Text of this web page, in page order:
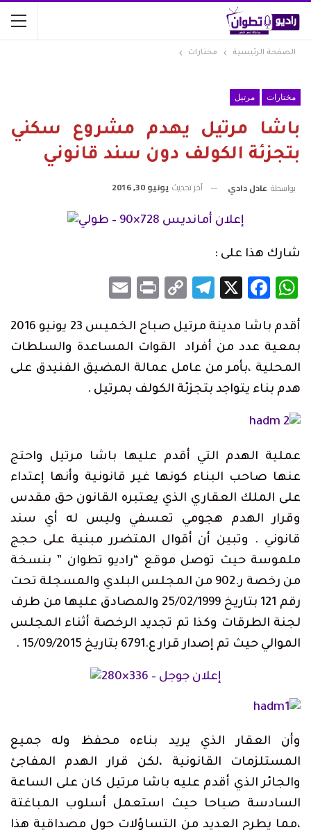
الصفحة الرئيسية مختارات
مختارات مرتيل
باشا مرتيل يهدم مشروع سكني
بتجزئة الكولف دون سند قانوني
بواسطة عادل دادي آخر تحديث يونيو 30, 2016
شارك هذا على :
WhatsApp
Facebook
X
Telegram
Copy
Print
أقدم باشا مدينة مرتيل صباح الخميس 23 يونيو 2016
بمعية عدد من أفراد القوات المساعدة والسلطات
المحلية ،بأمر من عامل عمالة المضيق الفنيدق على
هدم بناء يتواجد بتجزئة الكولف بمرتيل .
عملية الهدم التي أقدم عليها باشا مرتيل واحتج
عنها صاحب البناء كونها غير قانونية وأنها إعتداء
على الملك العقاري الذي يعتبره القانون حق مقدس
وقرار الهدم هجومي تعسفي وليس له أي سند
قانوني . وتبين أن أقوال المتضرر مبنية على حجج
ملموسة حيث توصل موقع “راديو تطوان ” بنسخة
من رخصة ر.902 من المجلس البلدي والمسجلة تحت
رقم 121 بتاريخ 25/02/1999 والمصادق عليها من طرف
لجنة الطرقات وكذا تم تجديد الرخصة أثناء المجلس
الموالي حيث تم إصدار قرار ع.6791 بتاريخ 15/09/2015 .
وأن العقار الذي يريد بناءه محفظ وله جميع
المستلزمات القانونية ،لكن قرار الهدم المفاجئ
والجائر الذي أقدم عليه باشا مرتيل كان على الساعة
السادسة صباحا حيث استعمل أسلوب المباغتة
،مما يطرح العديد من التساؤلات حول مصداقية هذا